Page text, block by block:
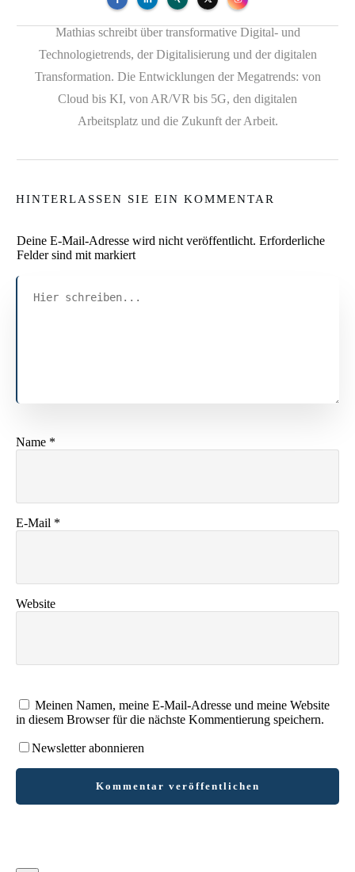
Mathias schreibt über transformative Digital- und
Technologietrends, der Digitalisierung und der digitalen
Transformation. Die Entwicklungen der Megatrends: von
Cloud bis KI, von AR/VR bis 5G, den digitalen
Arbeitsplatz und die Zukunft der Arbeit.
HINTERLASSEN SIE EIN KOMMENTAR
Deine E-Mail-Adresse wird nicht veröffentlicht. Erforderliche
Felder sind mit markiert
Name *
E-Mail *
Website
Meinen Namen, meine E-Mail-Adresse und meine Website
in diesem Browser für die nächste Kommentierung speichern.
Newsletter abonnieren
Kommentar veröffentlichen